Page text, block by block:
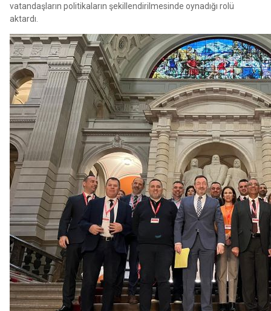
vatandaşların politikaların şekillendirilmesinde oynadığı rolü
aktardı.